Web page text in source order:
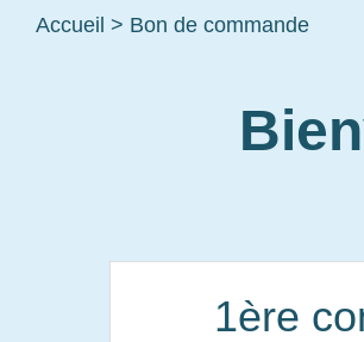
Accueil > Bon de commande
1ère